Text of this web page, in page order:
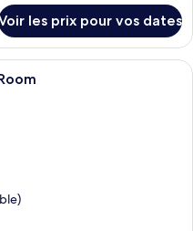
les prix pour vos dates
balcon avec vue sur une plage et